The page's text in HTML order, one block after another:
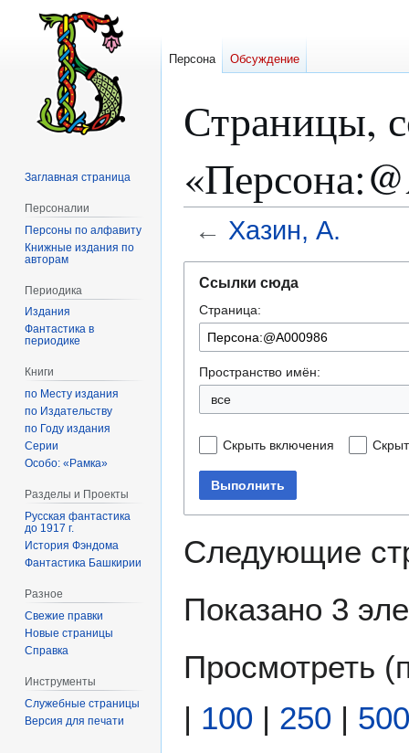
Страницы,
← Хазин, А.
навигации
поиску
Ссылки сюда
Страница:
Пространство имён:
все
Скрыть включения
Выполнить
Следующие
Показано 3
Просмотреть (
| 100 | 250 | 500
Персона Обсуждение
Заглавная страница
Персоналии
Персоны по алфавиту
Книжные издания по
авторам
Периодика
Издания
Фантастика в
периодике
Книги
по Месту издания
по Издательству
по Году издания
Серии
Особо: «Рамка»
Разделы и Проекты
Русская фантастика
до 1917 г.
История Фэндома
Фантастика Башкирии
Разное
Свежие правки
Новые страницы
Справка
Инструменты
Служебные страницы
Версия для печати